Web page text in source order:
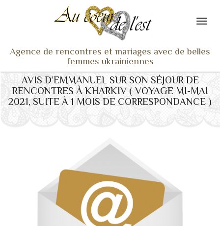
Agence de rencontres et mariages avec de belles
femmes ukrainiennes
ACCUEIL
NOS ADHÉRENTES
VU À LA TV
COACHING RENCONTRE
NOTRE DIFFÉRENCE
CONTACT
AVIS D’EMMANUEL SUR SON SÉJOUR DE
RENCONTRES À KHARKIV ( VOYAGE MI-MAI
2021, SUITE À 1 MOIS DE CORRESPONDANCE )